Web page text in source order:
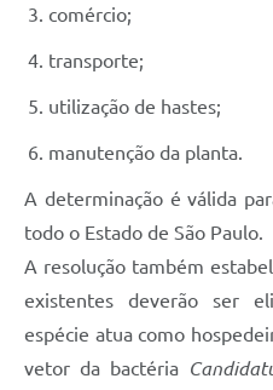
comércio;
transporte;
utilização de hastes;
manutenção da planta.
A determinação é válida
todo o Estado de São Paulo.
A resolução também
existentes deverão ser
espécie atua como
vetor da bactéria